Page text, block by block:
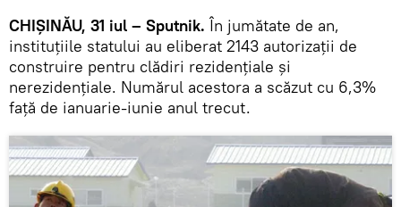
CHIŞINĂU, 31 iul – Sputnik. În jumătate de an,
instituţiile statului au eliberat 2143 autorizaţii de
construire pentru clădiri rezidenţiale şi
nerezidenţiale. Numărul acestora a scăzut cu 6,3%
faţă de ianuarie-iunie anul trecut.